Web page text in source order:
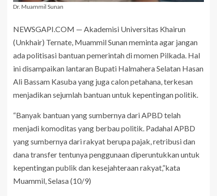
Dr. Muammil Sunan
NEWSGAPI.COM — Akademisi Universitas Khairun
(Unkhair) Ternate, Muammil Sunan meminta agar jangan
ada politisasi bantuan pemerintah di momen Pilkada. Hal
ini disampaikan lantaran Bupati Halmahera Selatan Hasan
Ali Bassam Kasuba yang juga calon petahana, terkesan
menjadikan sejumlah bantuan untuk kepentingan politik.
“Banyak bantuan yang sumbernya dari APBD telah
menjadi komoditas yang berbau politik. Padahal APBD
yang sumbernya dari rakyat berupa pajak, retribusi dan
dana transfer tentunya penggunaan diperuntukkan untuk
kepentingan publik dan kesejahteraan rakyat,”kata
Muammil, Selasa (10/9)